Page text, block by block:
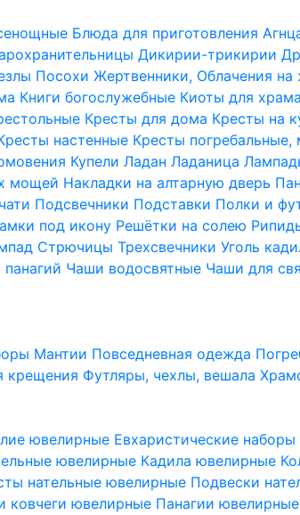
Блюда для приготовления
Дикирии-трикирии
ПосохиЖертвенники, Облачения на
Книги богослужебные Киоты для храма
Кресты для дома Кресты на
настенные Кресты погребальные,
КупелиЛаданЛаданица
мощей Накладки на алтарную дверь
Подсвечники Подставки Полки и
под икону Решётки на солею
СтрючицыТрехсвечникиУголь
Чаши водосвятные Чаши для
Мантии Повседневная одежда
крещения Футляры, чехлы, вешала
ювелирные Евхаристические
ювелирные Кадила ювелирные
нательные ювелирные Подвески
ковчеги ювелирные Панагии ювелирные